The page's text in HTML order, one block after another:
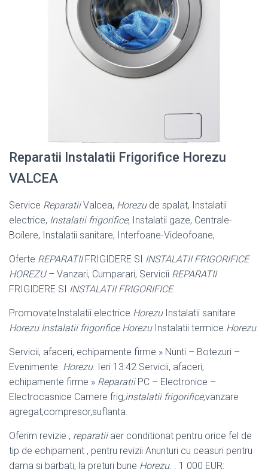
Reparatii Instalatii Frigorifice Horezu
VALCEA
Service ReparatiiValcea, Horezude spalat, Instalatii
electrice, Instalatii frigorifice, Instalatii gaze, Centrale-
Boilere, Instalatii sanitare, Interfoane-Videofoane,
Oferte REPARATIIFRIGIDERE SI INSTALATII FRIGORIFICE
HOREZU– Vanzari, Cumparari, Servicii REPARATII
FRIGIDERE SI INSTALATII FRIGORIFICE
PromovateInstalatii electrice HorezuInstalatii sanitare
Horezu Instalatii frigorifice HorezuInstalatii termice Horezu.
Servicii, afaceri, echipamente firme » Nunti – Botezuri –
Evenimente. Horezu. Ieri 13:42 Servicii, afaceri,
echipamente firme » ReparatiiPC – Electronice –
Electrocasnice Camere frig,instalatii frigorifice,vanzare
agregat,compresor,suflanta.
Oferim revizie , reparatiiaer conditionat pentru orice fel de
tip de echipament , pentru revizii Anunturi cu ceasuri pentru
dama si barbati, la preturi bune Horezu. . 1 000 EUR: